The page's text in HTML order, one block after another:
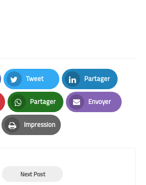
Tweet
Twitter
Partager
LinkedIn
Partager
Whatsapp
Envoyer
Email
Impression
Print
Next Post